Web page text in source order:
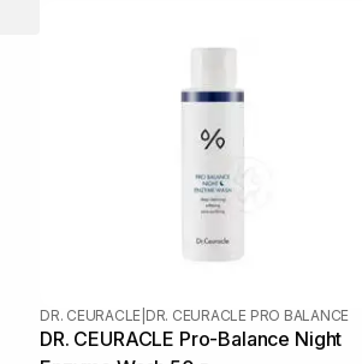
DR. CEURACLE DR. CEURACLE PRO BALANCE
DR. CEURACLE Pro-Balance Night